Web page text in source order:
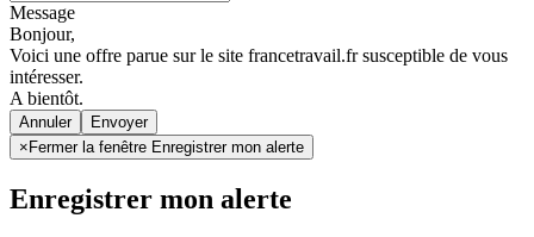
Message
Bonjour,
Voici une offre parue sur le site francetravail.fr susceptible de vous
intéresser.
A bientôt.
Annuler
× Fermer la fenêtre Enregistrer mon alerte
Enregistrer mon alerte